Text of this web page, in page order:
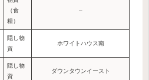
（食
糧）
–
隠し物
資
ホワイトハウス南
隠し物
資
ダウンタウンイースト